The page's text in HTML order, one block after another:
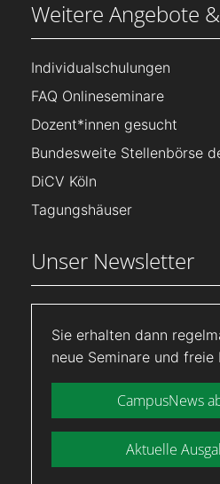
Weitere Angebote
Individualschulungen
FAQ Onlineseminare
Dozent*innen gesucht
Bundesweite Stellenbörse
DiCV Köln
Tagungshäuser
Unser Newsletter
Sie erhalten dann
neue Seminare und freie
CampusNews
Aktuelle